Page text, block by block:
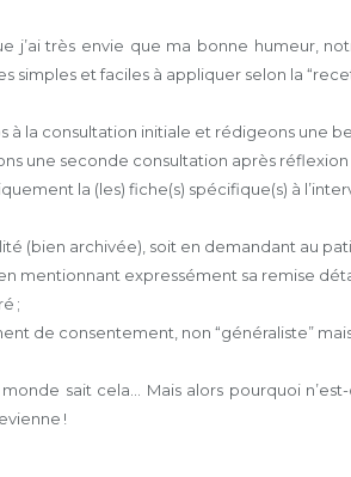
j’ai très envie que ma bonne humeur,
simples et faciles à appliquer selon la
à la consultation initiale et rédigeons une
une seconde consultation après réflexion
la (les) fiche(s) spécifique(s) à
(bien archivée), soit en demandant au
mentionnant expressément sa remise
;
de consentement, non “généraliste”
sait cela… Mais alors pourquoi
!